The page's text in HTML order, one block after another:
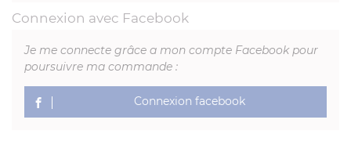
Connexion avec Facebook
Je me connecte grâce a mon compte Facebook pour
poursuivre ma commande :
Connexion facebook